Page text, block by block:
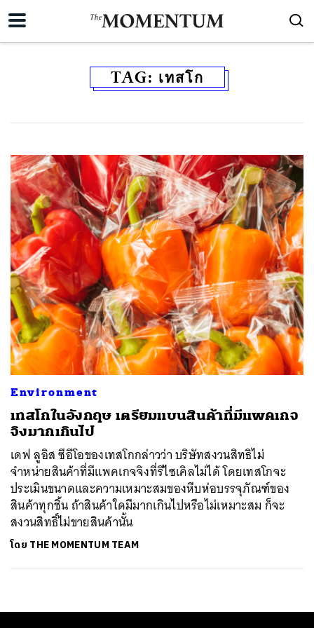
TAG: เทสโก
Environment
เทสโกในอังกฤษ เตรียมแบนสินค้าที่มีแพคเกจ
จิงมากเกินไป
เดฟ ลูอิส ซีอีโอของเทสโกกล่าวว่า บริษัทสงวนสิทธิไม่
จำหน่ายสินค้าที่มีแพคเกจจิงที่รีไซเคิลไม่ได้ โดยเทสโกจะ
ประเมินขนาดและความเหมาะสมของหีบห่อบรรจุภัณฑ์ของ
สินค้าทุกชิ้น ถ้าสินค้าใดมีมากเกินไปหรือไม่เหมาะสม ก็จะ
สงวนสิทธิ์ไม่ขายสินค้านั้น
โดย THE MOMENTUM TEAM
ค้นหา
SHARE TWEET LINE EMAIL